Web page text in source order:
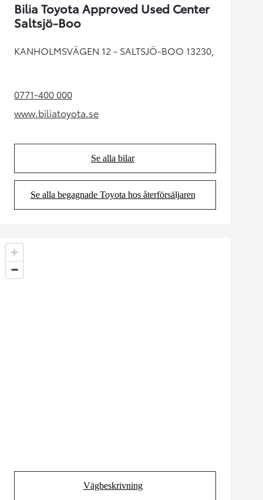
Bilia Toyota Approved Used Center
Saltsjö-Boo
KANHOLMSVÄGEN 12 - SALTSJÖ-BOO 13230,
0771-400 000(Opens in new tab)
www.biliatoyota.se
(Opens in new tab)
Se alla bilar
(Opens in new tab)
Se alla begagnade Toyota hos återförsäljaren
(Opens in new tab)
Vägbeskrivning
(Opens in new tab)